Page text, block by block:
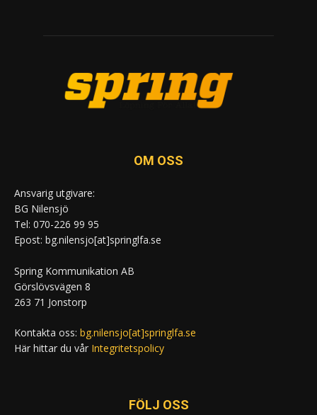
OM OSS
Ansvarig utgivare:
BG Nilensjö
Tel: 070-226 99 95
Epost: bg.nilensjo[at]springlfa.se
Spring Kommunikation AB
Görslövsvägen 8
263 71 Jonstorp
Kontakta oss: bg.nilensjo[at]springlfa.se
Här hittar du vår Integritetspolicy
FÖLJ OSS